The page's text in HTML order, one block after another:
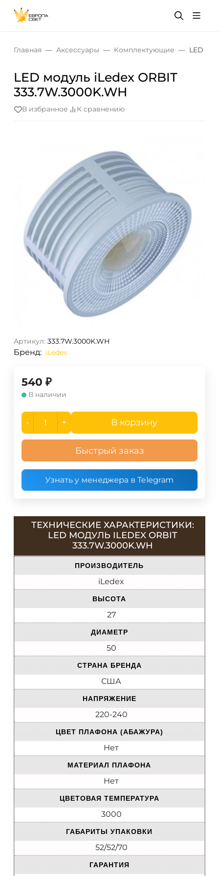
Главная Аксессуары Комплектующие LED
LED модуль iLedex ORBIT
333.7W.3000K.WH
В избранное К сравнению
Артикул: 333.7W.3000K.WH
Бренд: iLedex
540 ₽
В наличии
- + В корзину
Быстрый заказ
Узнать у менеджера в Telegram
ТЕХНИЧЕСКИЕ ХАРАКТЕРИСТИКИ:
LED МОДУЛЬ ILEDEX ORBIT
333.7W.3000K.WH
ПРОИЗВОДИТЕЛЬ
iLedex
ВЫСОТА
27
ДИАМЕТР
50
СТРАНА БРЕНДА
США
НАПРЯЖЕНИЕ
220-240
ЦВЕТ ПЛАФОНА (АБАЖУРА)
Нет
МАТЕРИАЛ ПЛАФОНА
Нет
ЦВЕТОВАЯ ТЕМПЕРАТУРА
3000
ГАБАРИТЫ УПАКОВКИ
52/52/70
ГАРАНТИЯ